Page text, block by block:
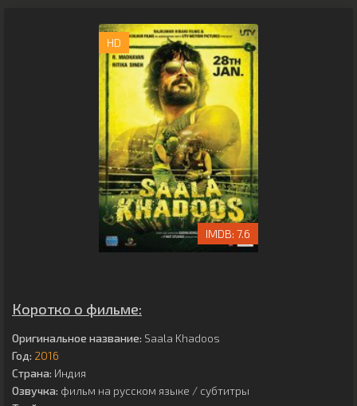
HD
7.6
Коротко о фильме:
Оригинальное название: Saala Khadoos
Год: 2016
Страна: Индия
Озвучка: фильм на русском языке / субтитры